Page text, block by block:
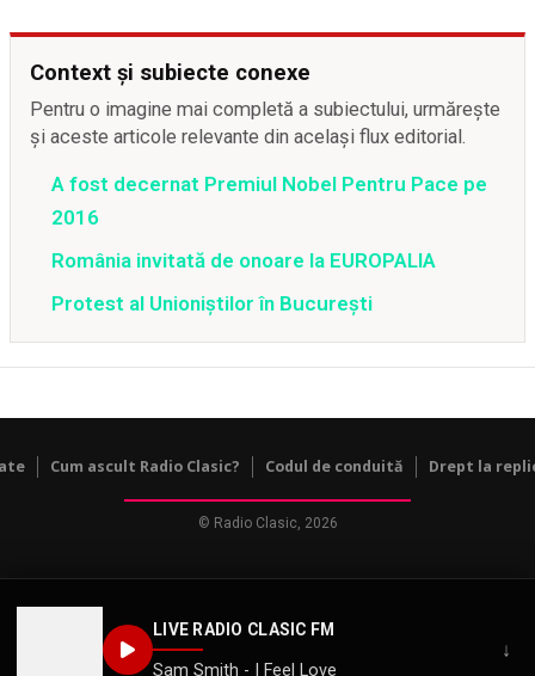
LIVE RADIO CLASIC FM
Sam Smith - I Feel Love
↓
Context și subiecte conexe
Pentru o imagine mai completă a subiectului, urmărește
și aceste articole relevante din același flux editorial.
A fost decernat Premiul Nobel Pentru Pace pe
2016
România invitată de onoare la EUROPALIA
Protest al Unioniștilor în București
Cum ascult Radio Clasic? Codul de conduită Drept la
© Radio Clasic, 2026